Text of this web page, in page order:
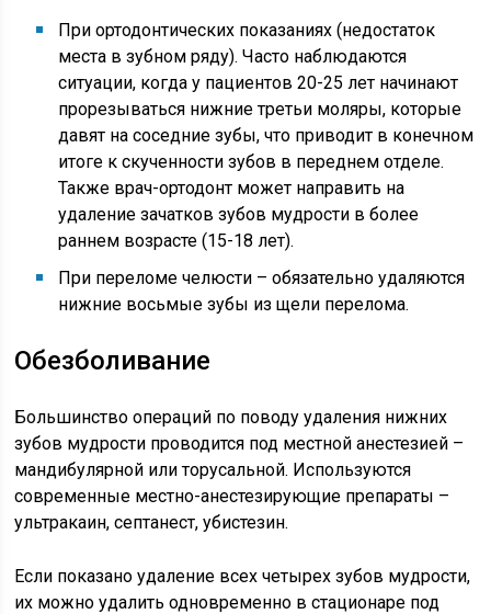
При ортодонтических показаниях (недостаток
места в зубном ряду). Часто наблюдаются
ситуации, когда у пациентов 20-25 лет начинают
прорезываться нижние третьи моляры, которые
давят на соседние зубы, что приводит в конечном
итоге к скученности зубов в переднем отделе.
Также врач-ортодонт может направить на
удаление зачатков зубов мудрости в более
раннем возрасте (15-18 лет).
При переломе челюсти – обязательно удаляются
нижние восьмые зубы из щели перелома.
Обезболивание
Большинство операций по поводу удаления нижних
зубов мудрости проводится под местной анестезией –
мандибулярной или торусальной. Используются
современные местно-анестезирующие препараты –
ультракаин, септанест, убистезин.
Если показано удаление всех четырех зубов мудрости,
их можно удалить одновременно в стационаре под